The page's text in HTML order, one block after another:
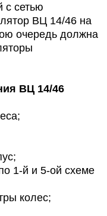
с сетью
ВЦ 14/46 на
очередь должна
ВЦ 14/46
1-й и 5-ой схеме
колес;